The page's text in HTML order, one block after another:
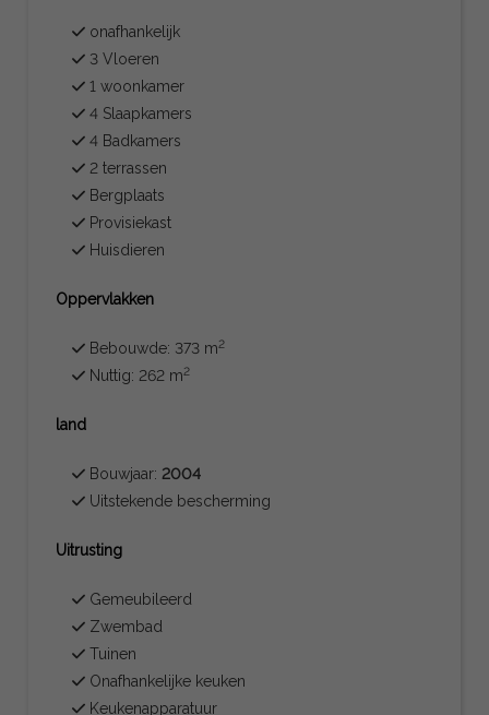
onafhankelijk
3 Vloeren
1 woonkamer
4 Slaapkamers
4 Badkamers
2 terrassen
Bergplaats
Provisiekast
Huisdieren
Oppervlakken
Bebouwde: 373 m2
Nuttig: 262 m2
land
Bouwjaar: 2004
Uitstekende bescherming
Uitrusting
Gemeubileerd
Zwembad
Tuinen
Onafhankelijke keuken
Keukenapparatuur